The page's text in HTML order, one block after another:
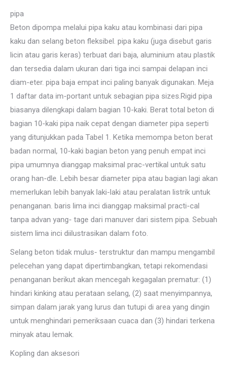
pipa
Beton dipompa melalui pipa kaku atau kombinasi dari pipa
kaku dan selang beton fleksibel. pipa kaku (juga disebut garis
licin atau garis keras) terbuat dari baja, aluminium atau plastik
dan tersedia dalam ukuran dari tiga inci sampai delapan inci
diam-eter. pipa baja empat inci paling banyak digunakan. Meja
1 daftar data im-portant untuk sebagian pipa sizes.Rigid pipa
biasanya dilengkapi dalam bagian 10-kaki. Berat total beton di
bagian 10-kaki pipa naik cepat dengan diameter pipa seperti
yang ditunjukkan pada Tabel 1. Ketika memompa beton berat
badan normal, 10-kaki bagian beton yang penuh empat inci
pipa umumnya dianggap maksimal prac-vertikal untuk satu
orang han-dle. Lebih besar diameter pipa atau bagian lagi akan
memerlukan lebih banyak laki-laki atau peralatan listrik untuk
penanganan. baris lima inci dianggap maksimal practi-cal
tanpa advan yang- tage dari manuver dari sistem pipa. Sebuah
sistem lima inci diilustrasikan dalam foto.
Selang beton tidak mulus- terstruktur dan mampu mengambil
pelecehan yang dapat dipertimbangkan, tetapi rekomendasi
penanganan berikut akan mencegah kegagalan prematur: (1)
hindari kinking atau perataan selang, (2) saat menyimpannya,
simpan dalam jarak yang lurus dan tutupi di area yang dingin
untuk menghindari pemeriksaan cuaca dan (3) hindari terkena
minyak atau lemak.
Kopling dan aksesori